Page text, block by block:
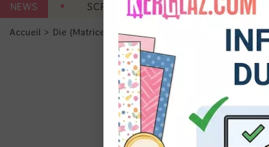
NEWS SCRAP CARTERIE MACHINES
Accueil > Die (Matrice de découpe) Die format standard
Ils
et du
précises
Si vous
de la